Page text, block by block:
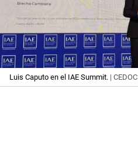
Luis Caputo en el IAE Summit. | CEDOC